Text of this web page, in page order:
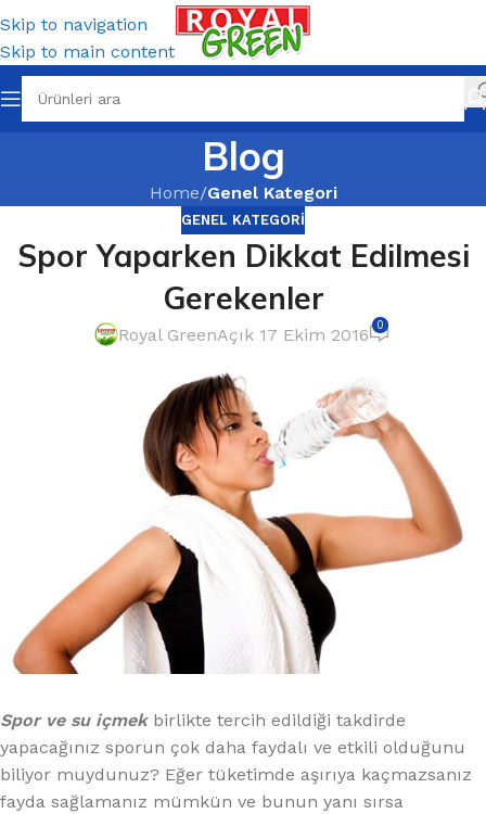
Skip to navigation
Skip to main content
Blog
Home/Genel Kategori
GENEL KATEGORI
Spor Yaparken Dikkat Edilmesi
Gerekenler
Royal GreenAçık 17 Ekim 2016 0
Spor ve su içmek birlikte tercih edildiği takdirde
yapacağınız sporun çok daha faydalı ve etkili olduğunu
biliyor muydunuz? Eğer tüketimde aşırıya kaçmazsanız
fayda sağlamanız mümkün ve bunun yanı sırsa